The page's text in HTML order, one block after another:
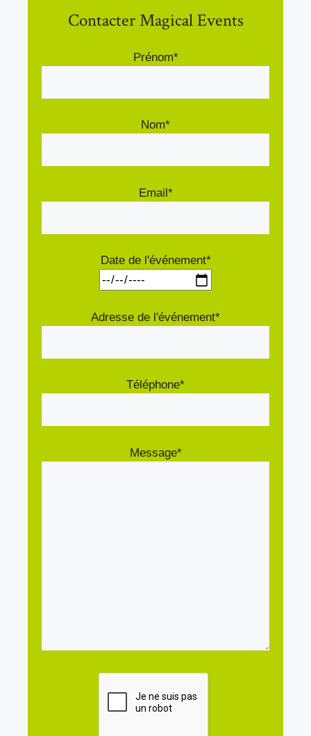
Contacter Magical Events
Prénom*
Nom*
Email*
Date de l'événement*
Adresse de l'événement*
Téléphone*
Message*